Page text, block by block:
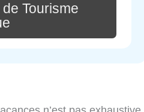
Tourisme